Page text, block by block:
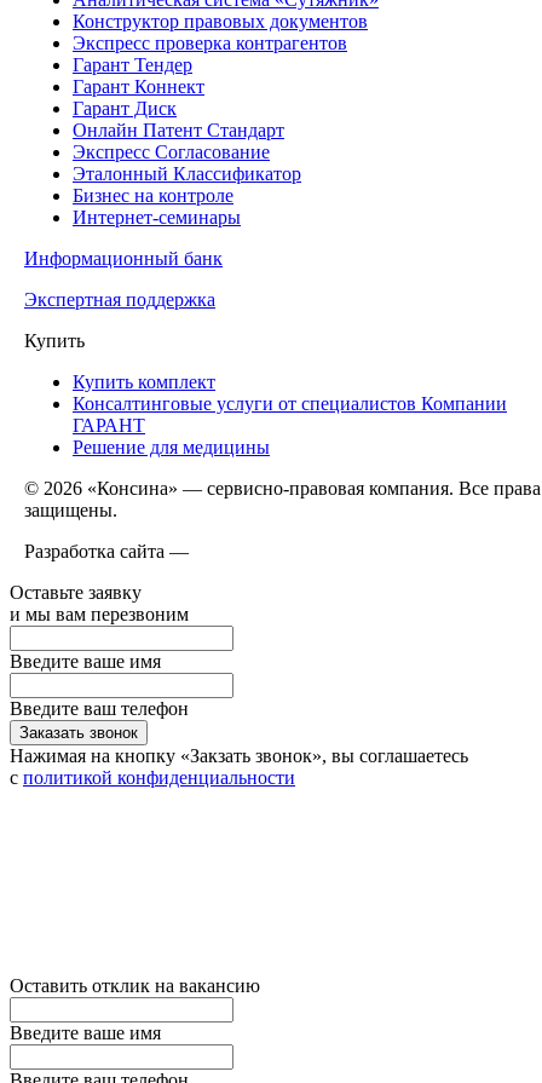
Конструктор правовых документов
Экспресс проверка контрагентов
Гарант Тендер
Гарант Коннект
Гарант Диск
Онлайн Патент Стандарт
Экспресс Согласование
Эталонный Классификатор
Бизнес на контроле
Интернет-семинары
Информационный банк
Экспертная поддержка
Купить
Купить комплект
Консалтинговые услуги от специалистов Компании
ГАРАНТ
Решение для медицины
© 2026 «Консина» — сервисно-правовая компания. Все права
защищены.
Разработка сайта —
Оставьте заявку
и мы вам перезвоним
Введите ваше имя
Введите ваш телефон
Заказать звонок
Нажимая на кнопку «Закзать звонок», вы соглашаетесь
с политикой конфиденциальности
Оставить отклик на вакансию
Введите ваше имя